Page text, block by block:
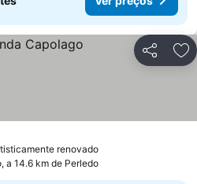
Partilhar
renovado
a 14.6 km de Perledo